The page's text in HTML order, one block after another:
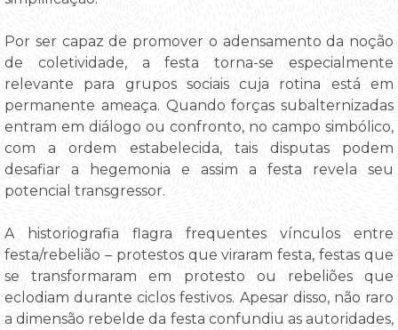
Por ser capaz de promover o adensamento da noção
de coletividade, a festa torna-se especialmente
relevante para grupos sociais cuja rotina está em
permanente ameaça. Quando forças subalternizadas
entram em diálogo ou confronto, no campo simbólico,
com a ordem estabelecida, tais disputas podem
desafiar a hegemonia e assim a festa revela seu
potencial transgressor.
A historiografia flagra frequentes vínculos entre
festa/rebelião – protestos que viraram festa, festas que
se transformaram em protesto ou rebeliões que
eclodiam durante ciclos festivos. Apesar disso, não raro
a dimensão rebelde da festa confundiu as autoridades,